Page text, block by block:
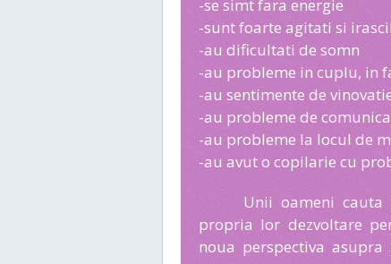
-se simt fara energie
-sunt foarte agitati si
-au dificultati de somn
-au probleme in cuplu, in
-au sentimente de
-au probleme de
-au probleme la locul de
-au avut o copilarie cu
Unii oameni cauta
propria lor dezvoltare
noua perspectiva